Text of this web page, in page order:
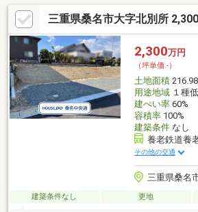
まで車で約5分◆ガレージ１台あり※写真を
をご覧いただけます。＝＝＝＝＝＝＝＝＝＝
＝＝＝＝＝＝土地購入の疑問にお答えします
るの？すべて丁寧にお答えします。＝＝＝＝
＝＝＝＝＝＝＝＝＝＝＝＝
三重県桑名市大字北別所
2,300万円
（坪単価:-）
土地面積
用途地域１種
建ぺい率60%
容積率100%
建築条件なし
養老鉄道養
その他の交通
三重県桑名
建築条件なし 更地